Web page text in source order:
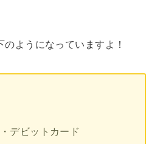
ようになっていますよ！
デビットカード